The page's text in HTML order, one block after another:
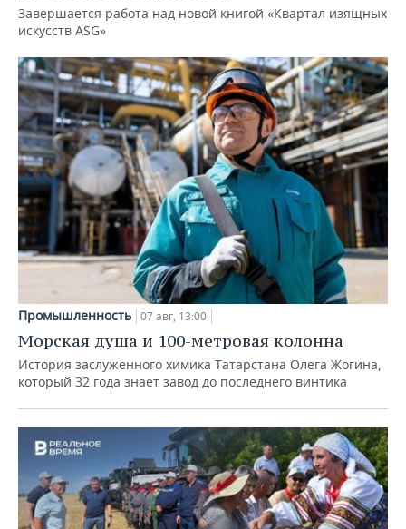
Завершается работа над новой книгой «Квартал изящных
искусств ASG»
Промышленность 07 авг, 13:00
Морская душа и 100-метровая колонна
История заслуженного химика Татарстана Олега Жогина,
который 32 года знает завод до последнего винтика